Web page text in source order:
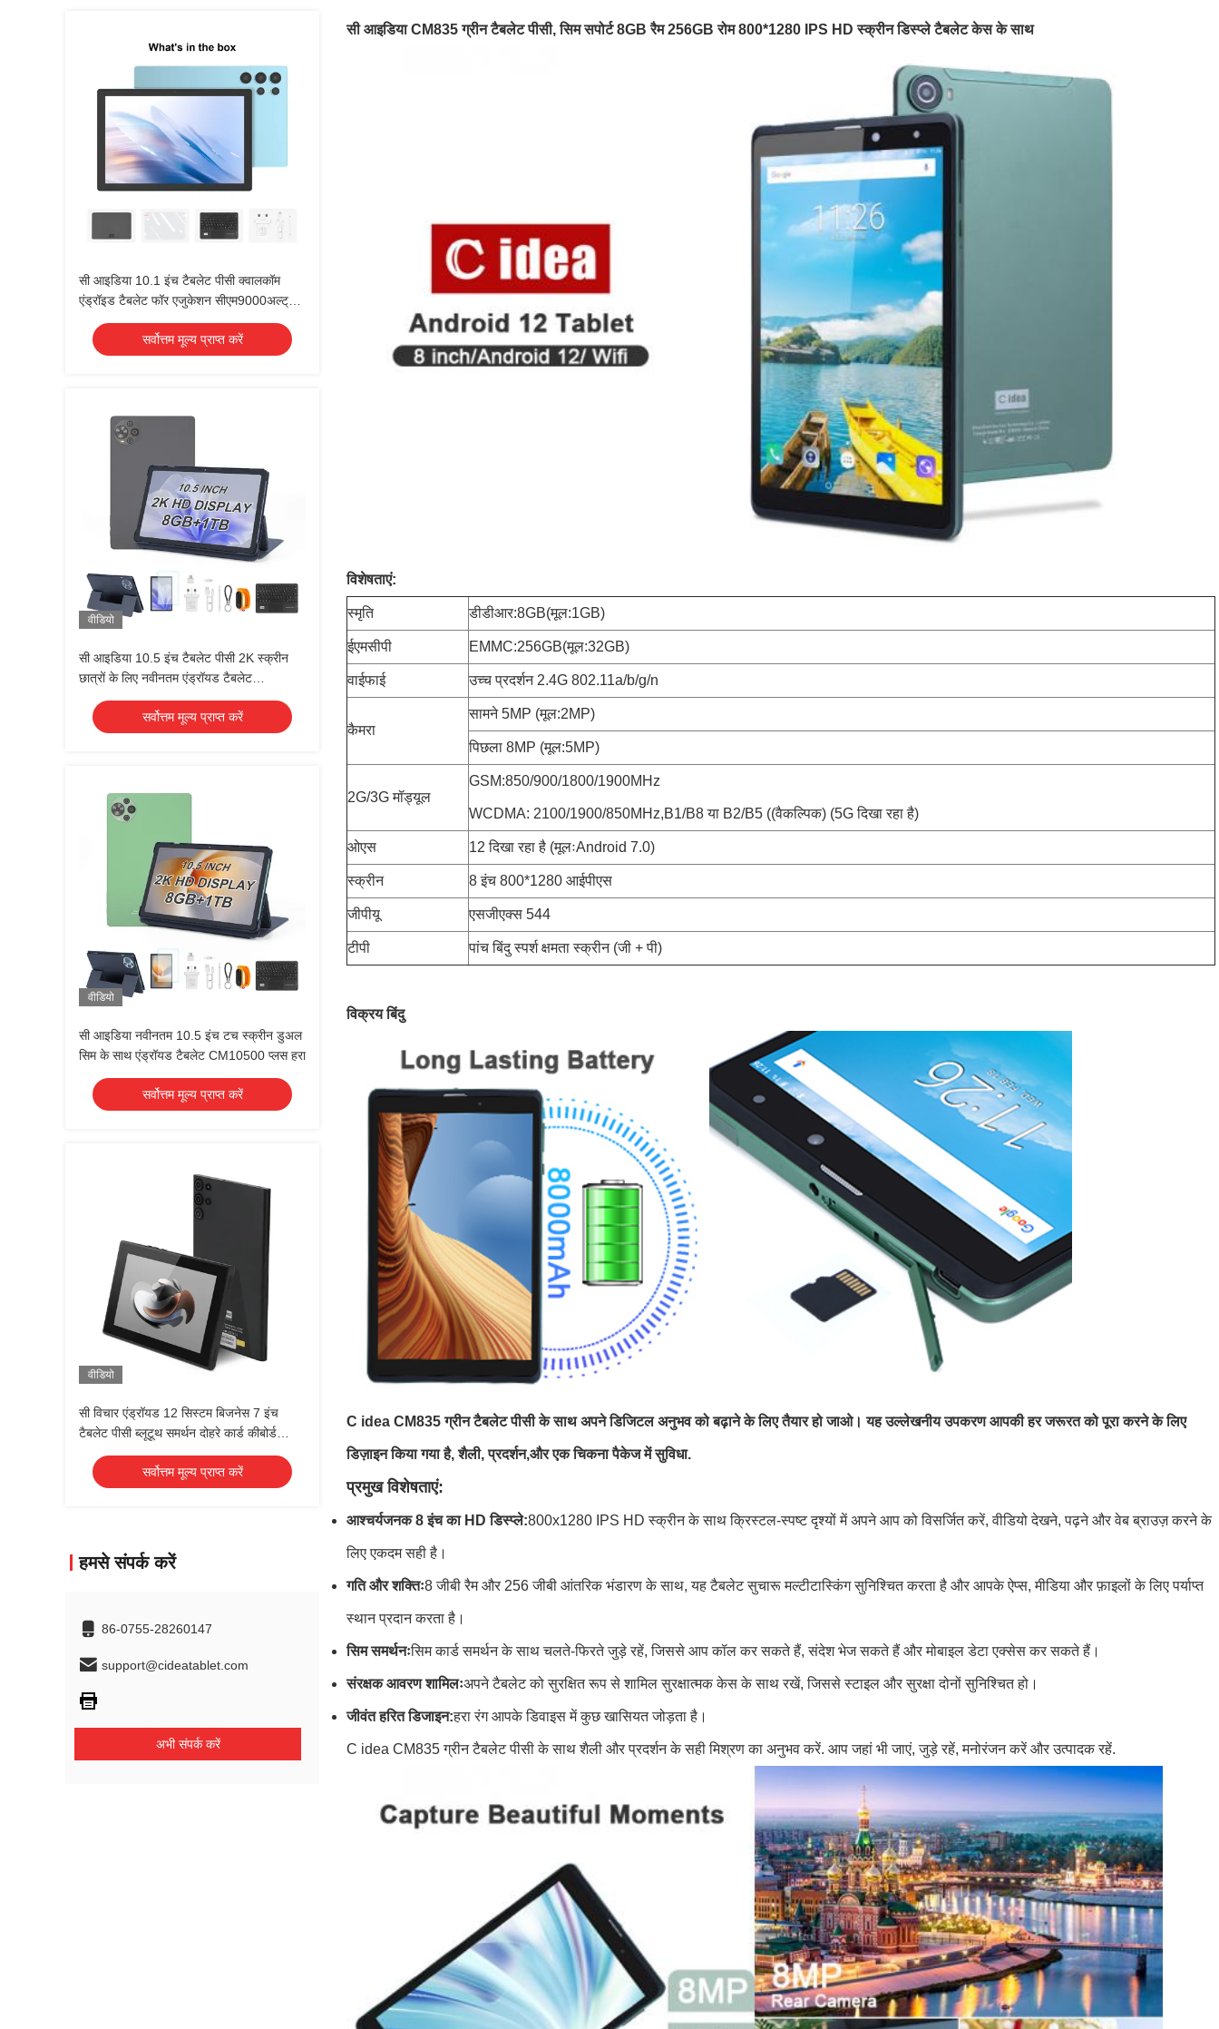
सी आइडिया 10.1 इंच टैबलेट पीसी क्वालकॉम
एंड्रॉइड टैबलेट फॉर एजुकेशन सीएम9000अल्ट्रा
सर्वोत्तम मूल्य प्राप्त करें
वीडियो
सी आइडिया 10.5 इंच टैबलेट पीसी 2K स्क्रीन
छात्रों के लिए नवीनतम एंड्रॉयड टैबलेट
Cm10500 प्लस ग्रे
सर्वोत्तम मूल्य प्राप्त करें
वीडियो
सी आइडिया नवीनतम 10.5 इंच टच स्क्रीन डुअल
सिम के साथ एंड्रॉयड टैबलेट CM10500 प्लस हरा
सर्वोत्तम मूल्य प्राप्त करें
वीडियो
सी विचार एंड्रॉयड 12 सिस्टम बिजनेस 7 इंच
टैबलेट पीसी ब्लूटूथ समर्थन दोहरे कार्ड कीबोर्ड
CM522 के साथ कॉल
सर्वोत्तम मूल्य प्राप्त करें
हमसे संपर्क करें
86-0755-28260147
support@cideatablet.com
अभी संपर्क करें
सी आइडिया CM835 ग्रीन टैबलेट पीसी, सिम सपोर्ट 8GB रैम 256GB रोम 800*1280 IPS HD स्क्रीन डिस्प्ले टैबलेट केस के साथ
विशेषताएं:
स्मृति डीडीआर:8GB(मूल:1GB)
ईएमसीपी EMMC:256GB(मूल:32GB)
वाईफाई उच्च प्रदर्शन 2.4G 802.11a/b/g/n
कैमरा
सामने 5MP (मूल:2MP)
पिछला 8MP (मूल:5MP)
2G/3G मॉड्यूल
GSM:850/900/1800/1900MHz
WCDMA: 2100/1900/850MHz,B1/B8 या B2/B5 ((वैकल्पिक) (5G दिखा रहा है)
ओएस 12 दिखा रहा है (मूलःAndroid 7.0)
स्क्रीन 8 इंच 800*1280 आईपीएस
जीपीयू एसजीएक्स 544
टीपी पांच बिंदु स्पर्श क्षमता स्क्रीन (जी + पी)
विक्रय बिंदु
C idea CM835 ग्रीन टैबलेट पीसी के साथ अपने डिजिटल अनुभव को बढ़ाने के लिए तैयार हो जाओ। यह उल्लेखनीय उपकरण आपकी हर जरूरत को पूरा करने के लिए
डिज़ाइन किया गया है, शैली, प्रदर्शन,और एक चिकना पैकेज में सुविधा.
प्रमुख विशेषताएं:
आश्चर्यजनक 8 इंच का HD डिस्प्ले:800x1280 IPS HD स्क्रीन के साथ क्रिस्टल-स्पष्ट दृश्यों में अपने आप को विसर्जित करें, वीडियो देखने, पढ़ने और वेब ब्राउज़ करने के
लिए एकदम सही है।
गति और शक्तिः8 जीबी रैम और 256 जीबी आंतरिक भंडारण के साथ, यह टैबलेट सुचारू मल्टीटास्किंग सुनिश्चित करता है और आपके ऐप्स, मीडिया और फ़ाइलों के लिए पर्याप्त
स्थान प्रदान करता है।
सिम समर्थनःसिम कार्ड समर्थन के साथ चलते-फिरते जुड़े रहें, जिससे आप कॉल कर सकते हैं, संदेश भेज सकते हैं और मोबाइल डेटा एक्सेस कर सकते हैं।
संरक्षक आवरण शामिलःअपने टैबलेट को सुरक्षित रूप से शामिल सुरक्षात्मक केस के साथ रखें, जिससे स्टाइल और सुरक्षा दोनों सुनिश्चित हो।
जीवंत हरित डिजाइन:हरा रंग आपके डिवाइस में कुछ खासियत जोड़ता है।
C idea CM835 ग्रीन टैबलेट पीसी के साथ शैली और प्रदर्शन के सही मिश्रण का अनुभव करें. आप जहां भी जाएं, जुड़े रहें, मनोरंजन करें और उत्पादक रहें.